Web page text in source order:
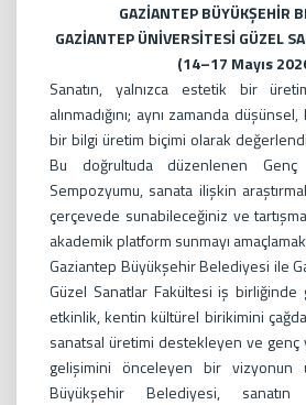
GAZİANTEP BÜYÜKŞEHİR
GAZİANTEP ÜNİVERSİTESİ GÜZEL
(14–17 Mayıs
Sanatın, yalnızca estetik bir
alınmadığını; aynı zamanda
bir bilgi üretim biçimi olarak
Bu doğrultuda düzenlenen
Sempozyumu, sanata ilişkin
çerçevede sunabileceğiniz ve
akademik platform sunmayı
Gaziantep Büyükşehir Belediyesi ile
Güzel Sanatlar Fakültesi iş birliğinde
etkinlik, kentin kültürel birikimini
sanatsal üretimi destekleyen ve genç
gelişimini önceleyen bir vizyonun
Büyükşehir Belediyesi, sanatın